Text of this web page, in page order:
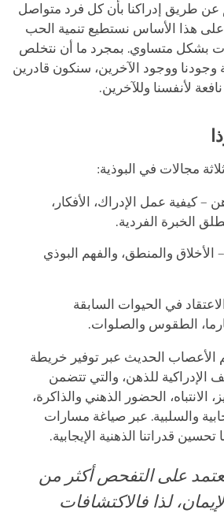
طريق إدراكنا بأن كل فرد متواصل
هذا الأساس نستطيع تنمية الحب
بشكل متساوي. بمجرد ما أن نتخلص
وجودنا ووجود الآخرين، سنكون قادرين
لأنفسنا وللآخرين.
مجالات في البوذية:
– كيفية عمل الإدراك، الأفكار،
الخبرة الفردية.
الأخلاق والمنطق، والفهم البوذي
الاعتقاد في الحيوات السابقة
الطقوس والصلوات.
الأعصاب الحديث عبر توفير خريطة
الإدراكية للذهن، والتي تتضمن
الانتباه، الحضور الذهني والذاكرة،
والسلبية. عبر صياغة مسارات
تحسين قدراتنا الذهنية الإيجابية.
على التفحص أكثر من
لذا فالاكتشافات